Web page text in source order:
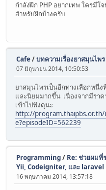
กำลังฝึก PHP อยากเทพ ใครมี
สำหรับฝึกบ้างครับ
Cafe/บทความเรื่องยาสมุนไพ
07 มิถุนายน 2014, 10:50:53
ยาสมุนไพรเป็นอีกทางเลือกหนึ่
และนิยมมากขึ้น เนื่องจากมีราค
เข้าไปฟังดุนะ
http://
e?episodeID=562239
Programming/ Re: ช่วยผมที่
Yii, Codeigniter, และ laravel
16 พฤษภาคม 2014, 13:57:18